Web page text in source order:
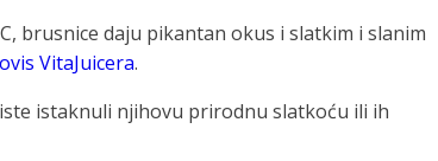
brusnice daju pikantan okus i slatkim i slanim
VitaJuicera.
istaknuli njihovu prirodnu slatkoću ili ih